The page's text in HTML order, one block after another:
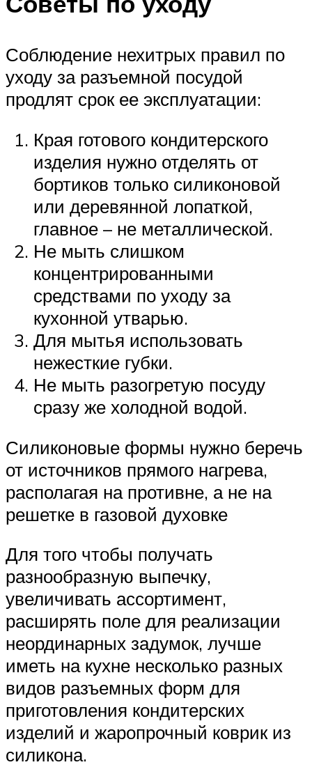
Соблюдение нехитрых правил по
уходу за разъемной посудой
продлят срок ее эксплуатации:
Края готового кондитерского
изделия нужно отделять от
бортиков только силиконовой
или деревянной лопаткой,
главное – не металлической.
Не мыть слишком
концентрированными
средствами по уходу за
кухонной утварью.
Для мытья использовать
нежесткие губки.
Не мыть разогретую посуду
сразу же холодной водой.
Силиконовые формы нужно беречь
от источников прямого нагрева,
располагая на противне, а не на
решетке в газовой духовке
Для того чтобы получать
разнообразную выпечку,
увеличивать ассортимент,
расширять поле для реализации
неординарных задумок, лучше
иметь на кухне несколько разных
видов разъемных форм для
приготовления кондитерских
изделий и жаропрочный коврик из
силикона.